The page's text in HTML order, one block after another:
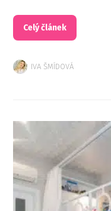
Celý článek
IVA ŠMÍDOVÁ